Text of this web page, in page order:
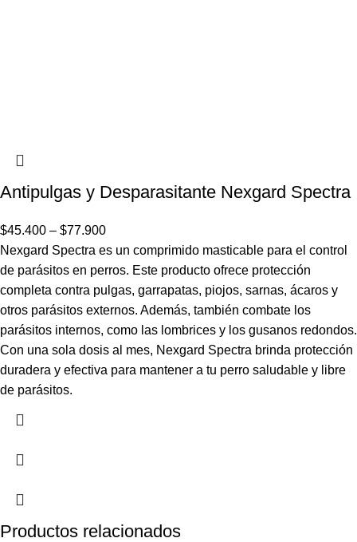
Antipulgas y Desparasitante Nexgard Spectra
$45.400 – $77.900
Nexgard Spectra es un comprimido masticable para el control
de parásitos en perros. Este producto ofrece protección
completa contra pulgas, garrapatas, piojos, sarnas, ácaros y
otros parásitos externos. Además, también combate los
parásitos internos, como las lombrices y los gusanos redondos.
Con una sola dosis al mes, Nexgard Spectra brinda protección
duradera y efectiva para mantener a tu perro saludable y libre
de parásitos.
Productos relacionados